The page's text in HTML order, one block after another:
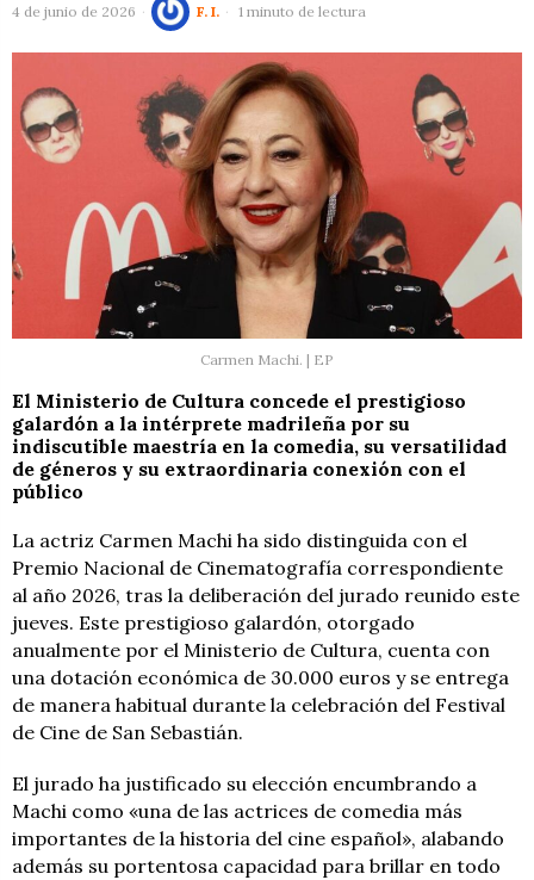
4 de junio de 2026 F. I. 1 minuto de lectura
Carmen Machi. | EP
El Ministerio de Cultura concede el prestigioso
galardón a la intérprete madrileña por su
indiscutible maestría en la comedia, su versatilidad
de géneros y su extraordinaria conexión con el
público
La actriz Carmen Machi ha sido distinguida con el
Premio Nacional de Cinematografía correspondiente
al año 2026, tras la deliberación del jurado reunido este
jueves. Este prestigioso galardón, otorgado
anualmente por el Ministerio de Cultura, cuenta con
una dotación económica de 30.000 euros y se entrega
de manera habitual durante la celebración del Festival
de Cine de San Sebastián.
El jurado ha justificado su elección encumbrando a
Machi como «una de las actrices de comedia más
importantes de la historia del cine español», alabando
además su portentosa capacidad para brillar en todo